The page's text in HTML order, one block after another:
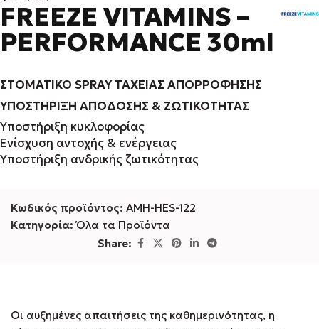
FREEZE VITAMINS –
PERFORMANCE 30ml
ΣΤΟΜΑΤΙΚΟ SPRAY ΤΑΧΕΙΑΣ ΑΠΟΡΡΟΦΗΣΗΣ
ΥΠΟΣΤΗΡΙΞΗ ΑΠΟΔΟΣΗΣ & ΖΩΤΙΚΟΤΗΤΑΣ
Υποστήριξη κυκλοφορίας
Ενίσχυση αντοχής & ενέργειας
Υποστήριξη ανδρικής ζωτικότητας
Κωδικός προϊόντος: AMH-HES-122
Κατηγορία: Όλα τα Προϊόντα
Share:
Οι αυξημένες απαιτήσεις της καθημερινότητας, η